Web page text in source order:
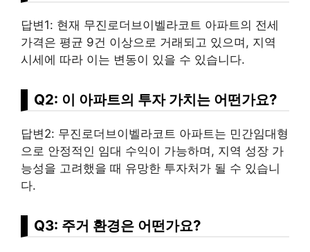
답변1: 현재 무진로더브이벨라코트 아파트의 전세
가격은 평균 9건 이상으로 거래되고 있으며, 지역
시세에 따라 이는 변동이 있을 수 있습니다.
Q2: 이 아파트의 투자 가치는 어떤가요?
답변2: 무진로더브이벨라코트 아파트는 민간임대형
으로 안정적인 임대 수익이 가능하며, 지역 성장 가
능성을 고려했을 때 유망한 투자처가 될 수 있습니
다.
Q3: 주거 환경은 어떤가요?